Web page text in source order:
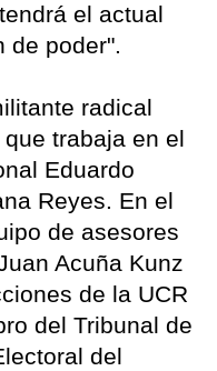
el actual
de poder".
radical
trabaja en el
Eduardo
Reyes. En el
de asesores
Acuña Kunz
de la UCR
del Tribunal de
del